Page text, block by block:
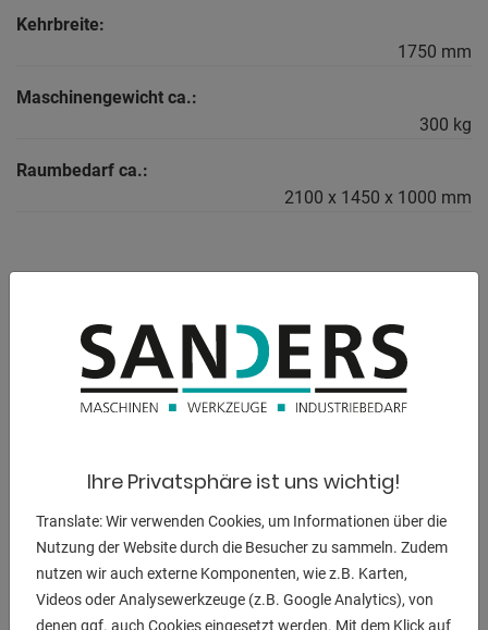
Kehrbreite:
1750 mm
Maschinengewicht ca.:
300 kg
Raumbedarf ca.:
2100 x 1450 x 1000 mm
Kehrmaschine für Gabelstapler, Radlader, Hoftrac,
Arbeitsbreite 1750 mm,
Schmutzsammelwanne 250 Ltr,
Schmutzsammelwanne mit hydraulischer Entleerung,
mechanische Schrägstelleinrichtung,
höhenverstellbare Stützräder mit Metallfelgen,
hydraulischer Antrieb, Schläuche und Kupplungen.
Extra Lagerung am Hydraulikmotor,
Einfahrtaschen B/H: 200x70 mm.
Ihre Privatsphäre ist uns wichtig!
Translate: Wir verwenden Cookies, um Informationen über die
Nutzung der Website durch die Besucher zu sammeln. Zudem
nutzen wir auch externe Komponenten, wie z.B. Karten,
Videos oder Analysewerkzeuge (z.B. Google Analytics), von
denen ggf. auch Cookies eingesetzt werden. Mit dem Klick auf